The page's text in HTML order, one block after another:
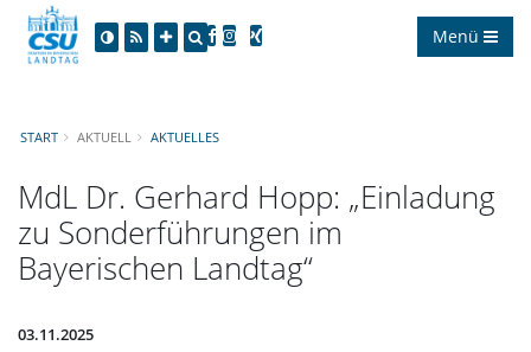
Menü
START AKTUELL AKTUELLES
MdL Dr. Gerhard Hopp: „Einladung
zu Sonderführungen im
Bayerischen Landtag“
03.11.2025